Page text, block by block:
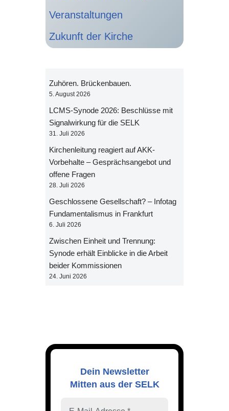
Veranstaltungen
Zukunft der Kirche
Zuhören. Brückenbauen.
5. August 2026
LCMS-Synode 2026: Beschlüsse mit
Signalwirkung für die SELK
31. Juli 2026
Kirchenleitung reagiert auf AKK-
Vorbehalte – Gesprächsangebot und
offene Fragen
28. Juli 2026
Geschlossene Gesellschaft? – Infotag
Fundamentalismus in Frankfurt
6. Juli 2026
Zwischen Einheit und Trennung:
Synode erhält Einblicke in die Arbeit
beider Kommissionen
24. Juni 2026
Dein Newsletter
Mitten aus der SELK